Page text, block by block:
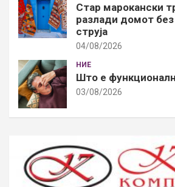
Стар марокански
разлади домот
струја
04/08/2026
НИЕ
Што е
03/08/2026